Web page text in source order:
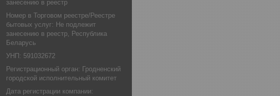
занесению в реестр
Номер в Торговом реестре/Реестре
бытовых услуг: Не подлежит
занесению в реестр, Республика
Беларусь
УНП: 591032672
Регистрационный орган: Гродненский
городской исполнительный комитет
Дата регистрации компании: